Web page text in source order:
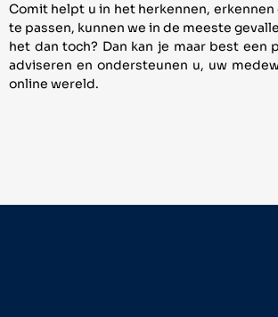
Comit helpt u in het herkennen,
te passen, kunnen we in de meeste
het dan toch? Dan kan je maar best
adviseren en ondersteunen u, uw
online wereld.